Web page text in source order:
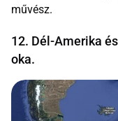
művész.
12. Dél-Amerika
oka.